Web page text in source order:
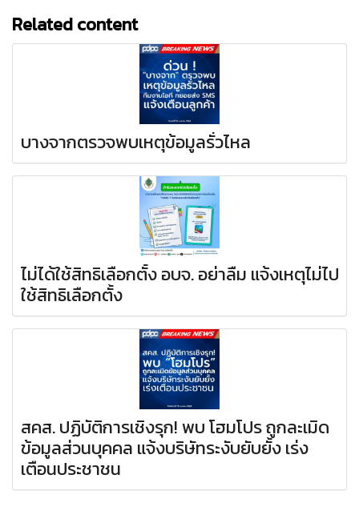
Related content
บางจากตรวจพบเหตุข้อมูลรั่วไหล
ไม่ได้ใช้สิทธิเลือกตั้ง อบจ. อย่าลืม แจ้งเหตุไม่ไป
ใช้สิทธิเลือกตั้ง
สคส. ปฏิบัติการเชิงรุก! พบ โฮมโปร ถูกละเมิด
ข้อมูลส่วนบุคคล แจ้งบริษัทระงับยับยั้ง เร่ง
เตือนประชาชน